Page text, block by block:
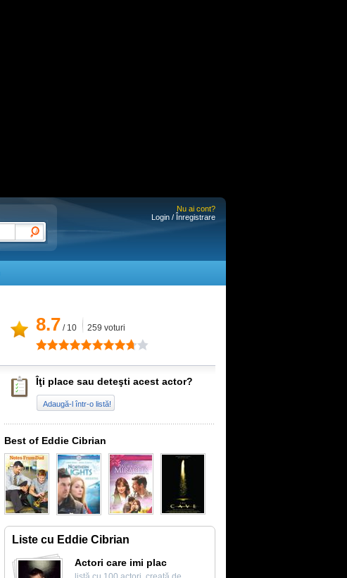
Nu ai cont?
Login / Înregistrare
8.7 / 10 259 voturi
Îţi place sau deteşti acest actor?
Adaugă-l într-o listă!
Best of Eddie Cibrian
Liste cu Eddie Cibrian
Actori care imi plac